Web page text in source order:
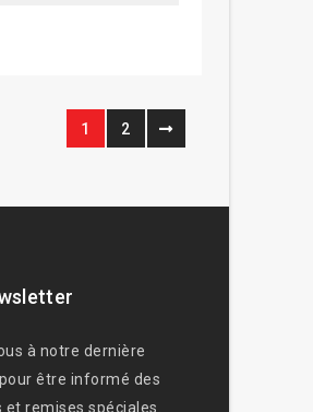
1 2
à notre dernière
être informé des
remises spéciales.